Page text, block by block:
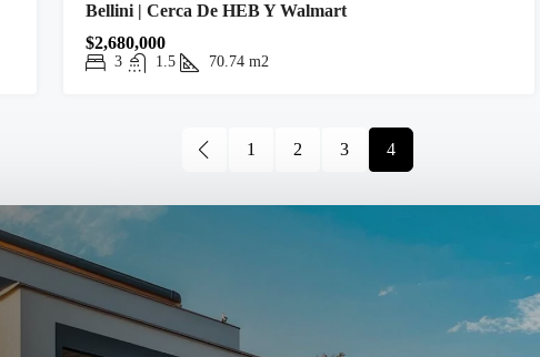
Bellini | Cerca De HEB Y Walmart
$2,680,000
3 1.5 70.74 m2
1 2 3 4